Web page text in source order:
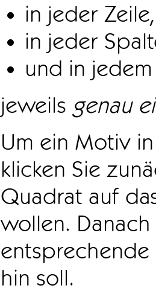
in jeder Zeile,
in jeder
und in
jeweils genau
Um ein Motiv
klicken Sie
Quadrat auf
wollen.
hin soll.